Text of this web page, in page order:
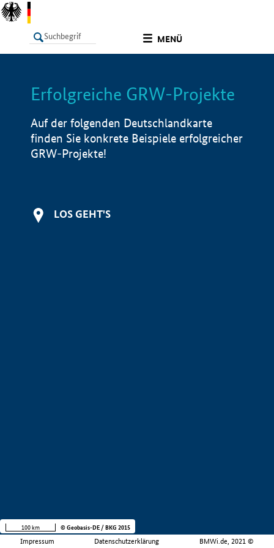
MENÜ
LISTE Info
Erfolgreiche GRW-Projekte
Auf der folgenden Deutschlandkarte
finden Sie konkrete Beispiele erfolgreicher
GRW-Projekte!
LOS GEHT'S
Impressum Datenschutzerklärung BMWi.de, 2021 ©
100 km © Geobasis-DE / BKG 2015